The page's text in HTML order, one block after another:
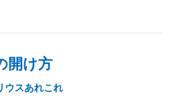
開け方
ウスあれこれ